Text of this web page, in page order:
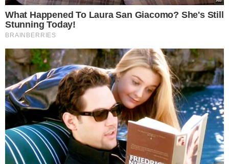
What Happened To Laura San Giacomo? She's Still
Stunning Today!
BRAINBERRIES